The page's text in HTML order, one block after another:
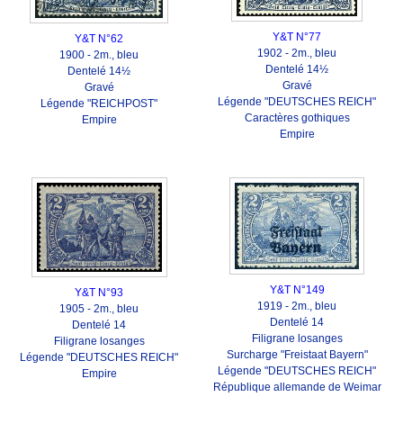
Y&T N°62
1900 - 2m., bleu
Dentelé 14½
Gravé
Légende "REICHPOST"
Empire
Y&T N°77
1902 - 2m., bleu
Dentelé 14½
Gravé
Légende "DEUTSCHES REICH"
Caractères gothiques
Empire
Y&T N°93
1905 - 2m., bleu
Dentelé 14
Filigrane losanges
Légende "DEUTSCHES REICH"
Empire
Y&T N°149
1919 - 2m., bleu
Dentelé 14
Filigrane losanges
Surcharge "Freistaat Bayern"
Légende "DEUTSCHES REICH"
République allemande de Weimar